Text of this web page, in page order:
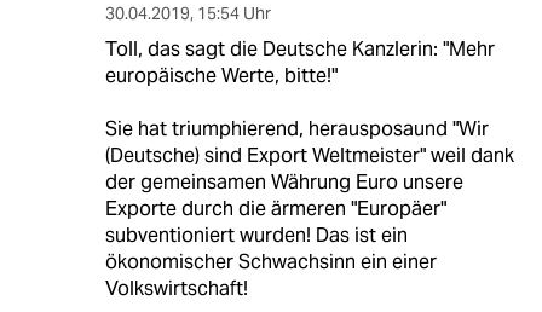
30.04.2019, 15:54 Uhr
Toll, das sagt die Deutsche Kanzlerin: "Mehr
europäische Werte, bitte!"
Sie hat triumphierend, herausposaund "Wir
(Deutsche) sind Export Weltmeister" weil dank
der gemeinsamen Währung Euro unsere
Exporte durch die ärmeren "Europäer"
subventioniert wurden! Das ist ein
ökonomischer Schwachsinn ein einer
Volkswirtschaft!